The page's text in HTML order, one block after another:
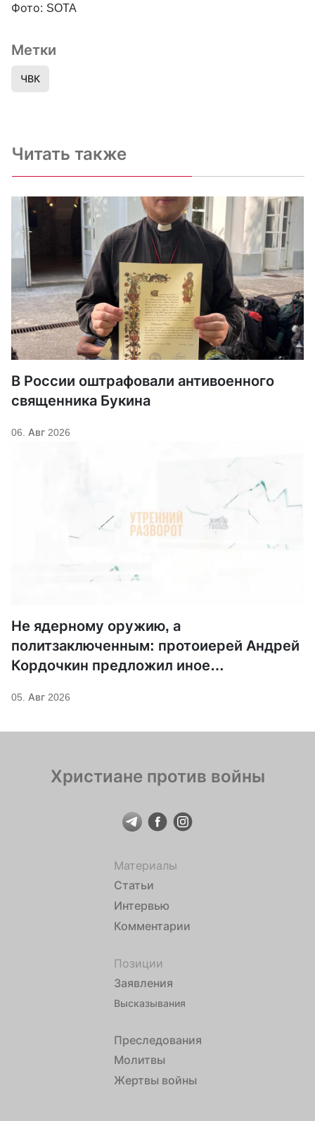
Фото: SOTA
Метки
ЧВК
Читать также
В России оштрафовали антивоенного
священника Букина
06. Авг 2026
Не ядерному оружию, а
политзаключенным: протоиерей Андрей
Кордочкин предложил иное
Саровского
05. Авг 2026
Христиане против войны
Материалы
Статьи
Интервью
Комментарии
Позиции
Заявления
Высказывания
Преследования
Молитвы
Жертвы войны